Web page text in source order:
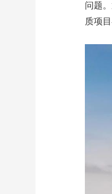
问题
质项